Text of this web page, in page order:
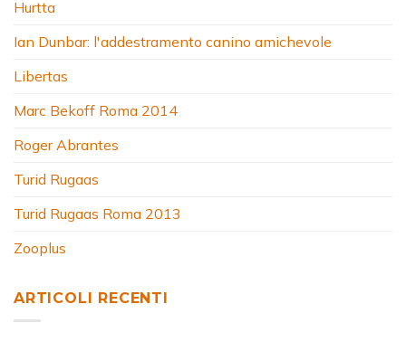
Hurtta
Ian Dunbar: l'addestramento canino amichevole
Libertas
Marc Bekoff Roma 2014
Roger Abrantes
Turid Rugaas
Turid Rugaas Roma 2013
Zooplus
ARTICOLI RECENTI